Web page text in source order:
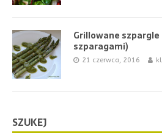
Grillowane
szparagami)
21 czerwca, 2016
SZUKEJ